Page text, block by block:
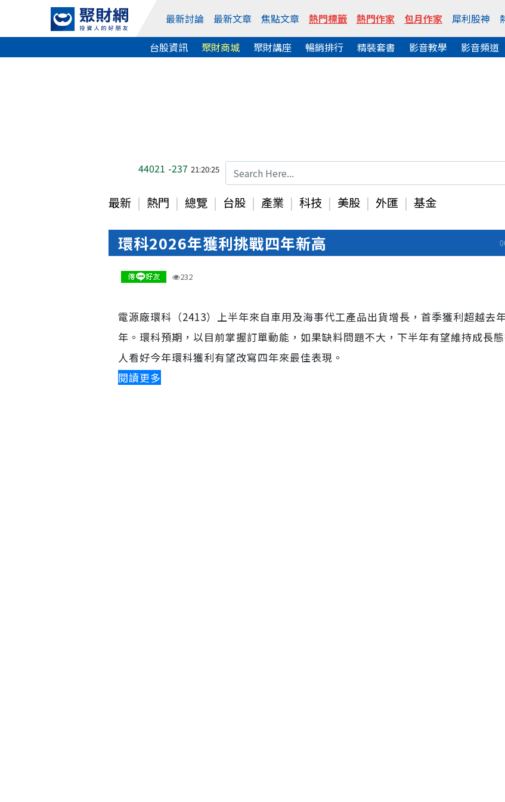
最新討論 最新文章 焦點文章 熱門標籤 熱門作家 包月作家 犀利股神
台股資訊
聚財商城 聚財講座 暢銷排行 精裝套書 影音教學 影音頻道
44021 -237 21:20:25
最新 熱門 總覽 台股 產業 科技 美股 外匯 基金
環科2026年獲利挑戰四年新高
232
電源廠環科（2413）上半年來自車用及海事代工產品出貨增長，首季獲利超越去
年。環科預期，以目前掌握訂單動能，如果缺料問題不大，下半年有望維持成長
人看好今年環科獲利有望改寫四年來最佳表現。
閱讀更多